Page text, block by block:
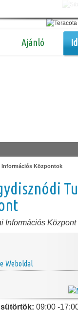
Ajánló
Információs Központok
Információs Központ
Weboldal
09:00 -